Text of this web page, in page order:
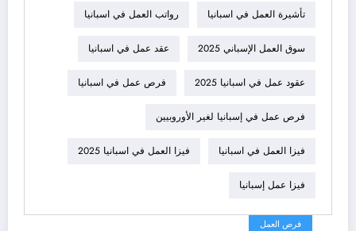
تأشيرة العمل في اسبانيا رواتب العمل في اسبانيا
سوق العمل الإسباني 2025 عقد عمل في اسبانيا
عقود عمل في اسبانيا 2025 فرص عمل في اسبانيا
فرص عمل في إسبانيا لغير الأوروبيين
فيزا العمل في اسبانيا فيزا العمل في اسبانيا 2025
فيزا عمل إسبانيا
فرص العمل